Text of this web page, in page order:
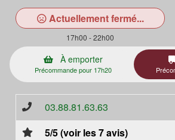
Actuellement fermé...
17h00 - 22h00
À emporter
Précommande pour 17h20
03.88.81.63.63
5/5 (voir les 7 avis)